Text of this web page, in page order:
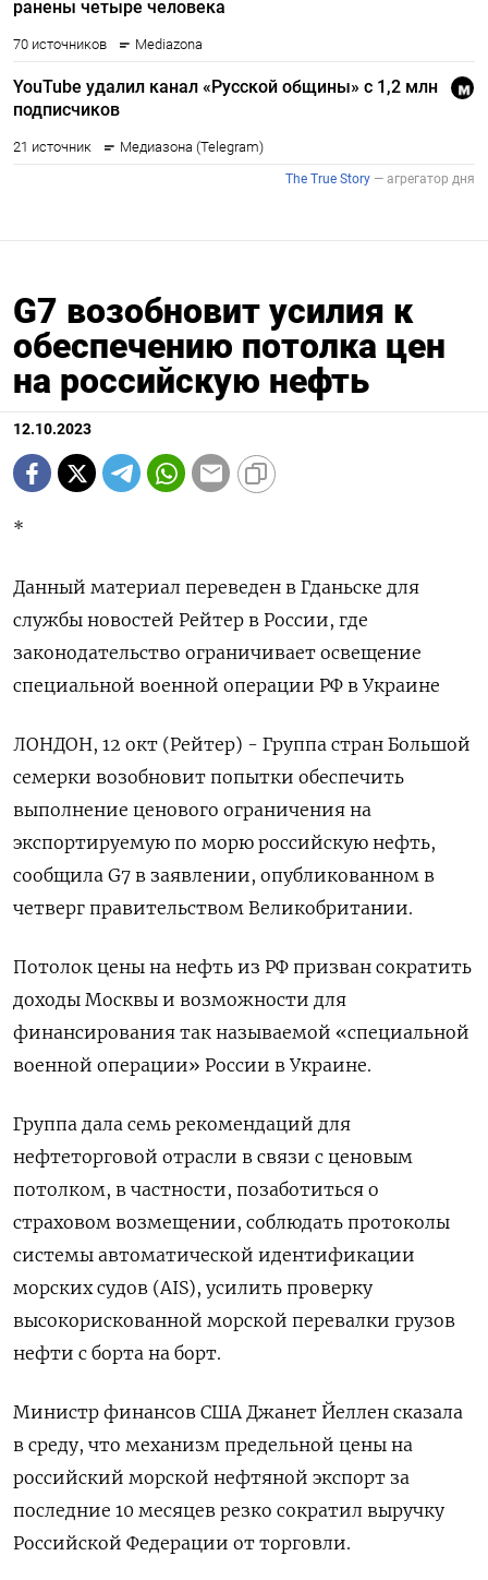
G7 возобновит усилия к
обеспечению потолка цен
на российскую нефть
12.10.2023
*
Данный материал переведен в Гданьске для
службы новостей Рейтер в России, где
законодательство ограничивает освещение
специальной военной операции РФ в Украине
ЛОНДОН, 12 окт (Рейтер) - Группа стран Большой
семерки возобновит попытки обеспечить
выполнение ценового ограничения на
экспортируемую по морю российскую нефть,
сообщила G7 в заявлении, опубликованном в
четверг правительством Великобритании.
Потолок цены на нефть из РФ призван сократить
доходы Москвы и возможности для
финансирования так называемой «специальной
военной операции» России в Украине.
Группа дала семь рекомендаций для
нефтеторговой отрасли в связи с ценовым
потолком, в частности, позаботиться о
страховом возмещении, соблюдать протоколы
системы автоматической идентификации
морских судов (AIS), усилить проверку
высокорискованной морской перевалки грузов
нефти с борта на борт.
Министр финансов США Джанет Йеллен сказала
в среду, что механизм предельной цены на
российский морской нефтяной экспорт за
последние 10 месяцев резко сократил выручку
Российской Федерации от торговли.